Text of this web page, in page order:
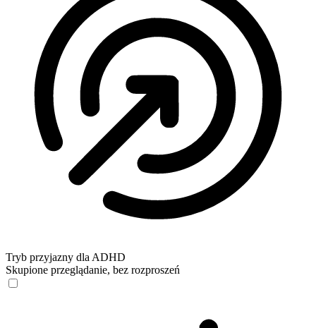
Tryb przyjazny dla ADHD
Skupione przeglądanie, bez rozproszeń